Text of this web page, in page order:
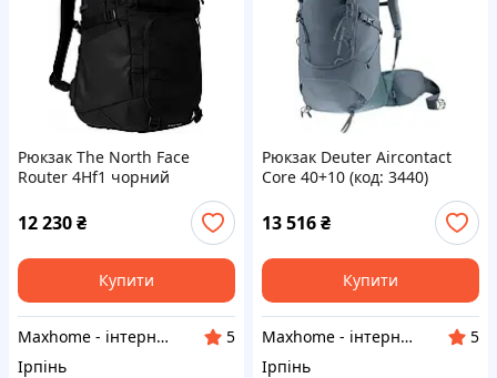
Рюкзак The North Face
Router 4Hf1 чорний
12 230₴
Купити
Maxhome - інтернет магазин
5
Ірпінь
Рюкзак Deuter Aircontact
Core 40+10 (код: 3440)
13 516₴
Купити
Maxhome - інтернет магазин
5
Ірпінь